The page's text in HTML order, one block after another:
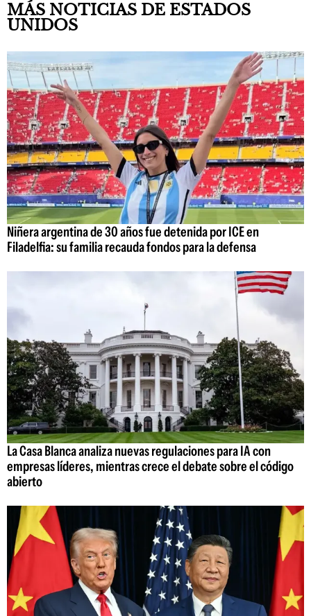
MÁS NOTICIAS DE ESTADOS
UNIDOS
Niñera argentina de 30 años fue detenida por ICE en
Filadelfia: su familia recauda fondos para la defensa
La Casa Blanca analiza nuevas regulaciones para IA con
empresas líderes, mientras crece el debate sobre el código
abierto